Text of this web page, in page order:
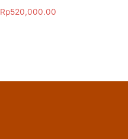
Rp520,000.00